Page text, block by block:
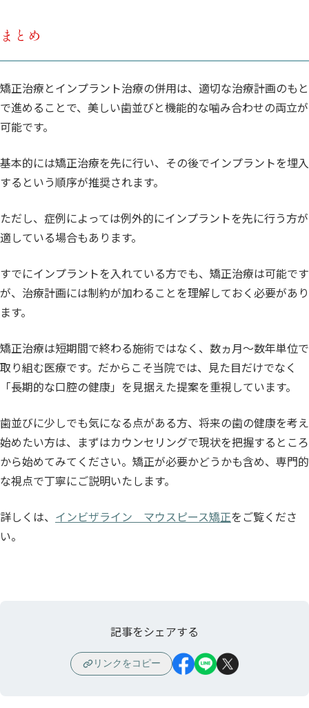
まとめ
矯正治療とインプラント治療の併用は、適切な治療計画のもと
で進めることで、美しい歯並びと機能的な噛み合わせの両立が
可能です。
基本的には矯正治療を先に行い、その後でインプラントを埋入
するという順序が推奨されます。
ただし、症例によっては例外的にインプラントを先に行う方が
適している場合もあります。
すでにインプラントを入れている方でも、矯正治療は可能です
が、治療計画には制約が加わることを理解しておく必要があり
ます。
矯正治療は短期間で終わる施術ではなく、数ヵ月〜数年単位で
取り組む医療です。だからこそ当院では、見た目だけでなく
「長期的な口腔の健康」を見据えた提案を重視しています。
歯並びに少しでも気になる点がある方、将来の歯の健康を考え
始めたい方は、まずはカウンセリングで現状を把握するところ
から始めてみてください。矯正が必要かどうかも含め、専門的
な視点で丁寧にご説明いたします。
詳しくは、 インビザライン マウスピース矯正をご覧くださ
い。
記事をシェアする
リンクをコピー